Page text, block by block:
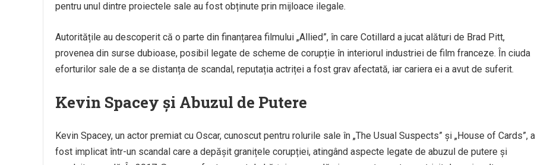
pentru unul dintre proiectele sale au fost obținute prin mijloace ilegale.
Autoritățile au descoperit că o parte din finanțarea filmului „Allied”, în care Cotillard a jucat alături de Brad Pitt,
provenea din surse dubioase, posibil legate de scheme de corupție în interiorul industriei de film franceze. În ciuda
eforturilor sale de a se distanța de scandal, reputația actriței a fost grav afectată, iar cariera ei a avut de suferit.
Kevin Spacey și Abuzul de Putere
Kevin Spacey, un actor premiat cu Oscar, cunoscut pentru rolurile sale în „The Usual Suspects” și „House of Cards”, a
fost implicat într-un scandal care a depășit granițele corupției, atingând aspecte legate de abuzul de putere și